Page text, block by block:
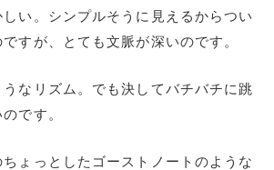
い。シンプルそうに見えるからつい
すが、とても文脈が深いのです。
なリズム。でも決してバチバチに跳
です。
ょっとしたゴーストノートのような